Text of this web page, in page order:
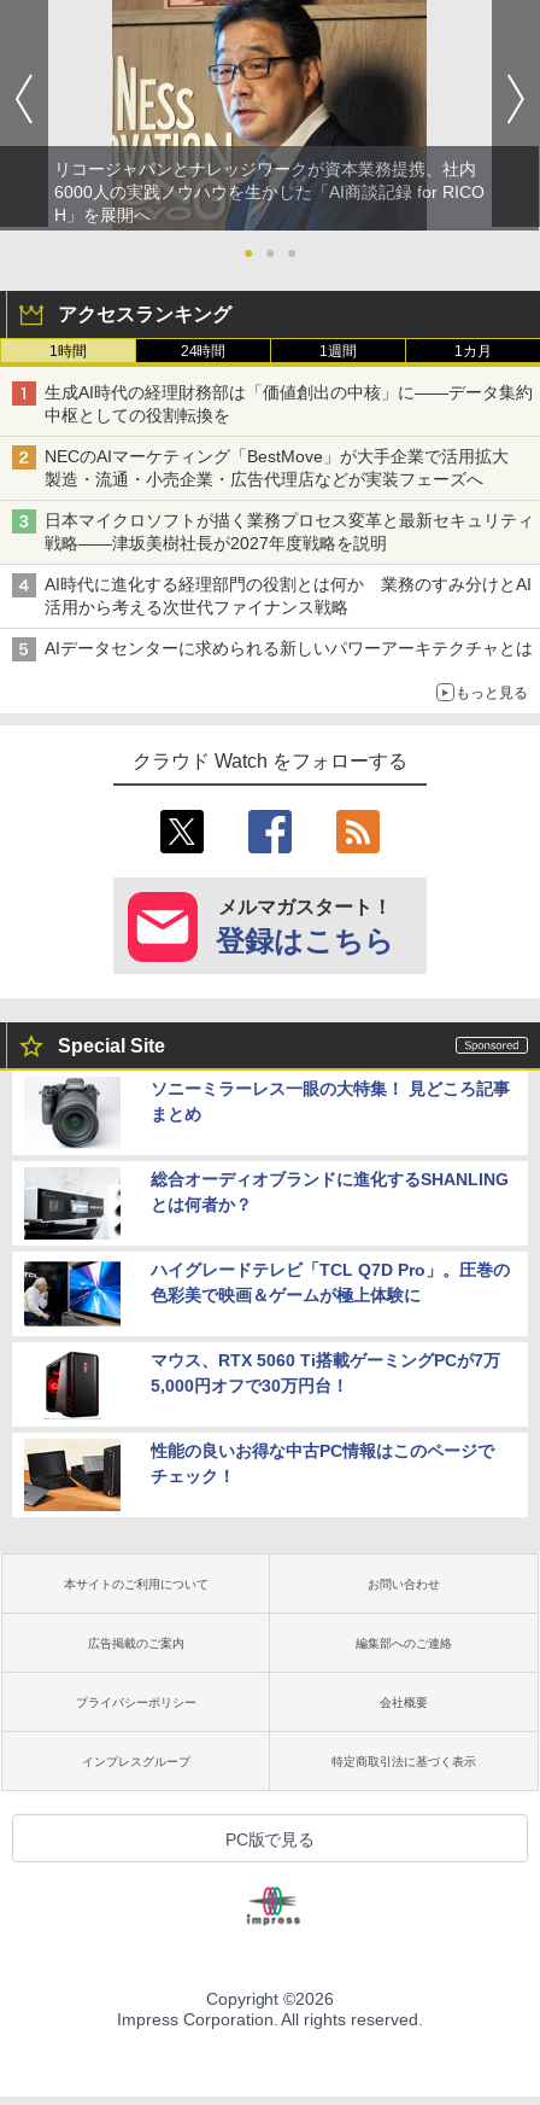
リコージャパンとナレッジワークが資本業務提携、社内
6000人の実践ノウハウを生かした「AI商談記録 for RICO
H」を展開へ
●
● ●
アクセスランキング
1時間 24時間 1週間 1カ月
生成AI時代の経理財務部は「価値創出の中核」に――データ集約
中枢としての役割転換を
NECのAIマーケティング「BestMove」が大手企業で活用拡大
製造・流通・小売企業・広告代理店などが実装フェーズへ
日本マイクロソフトが描く業務プロセス変革と最新セキュリティ
戦略――津坂美樹社長が2027年度戦略を説明
AI時代に進化する経理部門の役割とは何か 業務のすみ分けとAI
活用から考える次世代ファイナンス戦略
AIデータセンターに求められる新しいパワーアーキテクチャとは
もっと見る
クラウド Watch をフォローする
メルマガスタート！
登録はこちら
Special Site
ソニーミラーレス一眼の大特集！ 見どころ記事
まとめ
総合オーディオブランドに進化するSHANLING
とは何者か？
ハイグレードテレビ「TCL Q7D Pro」。圧巻の
色彩美で映画＆ゲームが極上体験に
マウス、RTX 5060 Ti搭載ゲーミングPCが7万
5,000円オフで30万円台！
性能の良いお得な中古PC情報はこのページで
チェック！
本サイトのご利用について お問い合わせ
広告掲載のご案内 編集部へのご連絡
プライバシーポリシー 会社概要
インプレスグループ 特定商取引法に基づく表示
PC版で見る
Copyright ©2026
Impress Corporation. All rights reserved.